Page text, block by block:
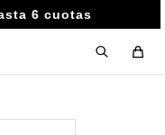
6 cuotas